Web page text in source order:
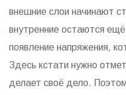
внешние слои начинают
внутренние остаются
появление напряжения,
Здесь кстати нужно
делает своё дело.